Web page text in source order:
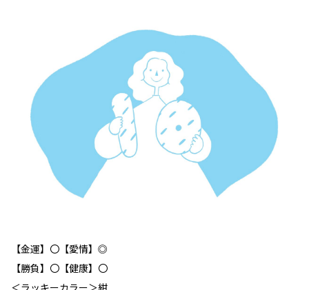
【金運】〇【愛情】◎
【勝負】〇【健康】〇